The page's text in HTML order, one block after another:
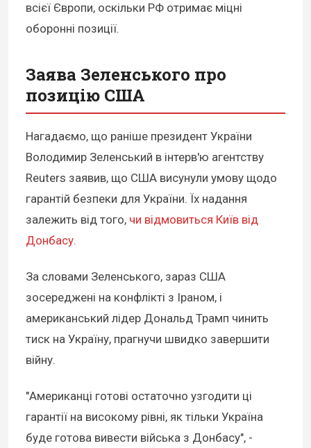
всієї Європи, оскільки РФ отримає міцні
оборонні позиції.
Заява Зеленського про
позицію США
Нагадаємо, що раніше президент України
Володимир Зеленський в інтерв'ю агентству
Reuters заявив, що США висунули умову щодо
гарантій безпеки для України. Їх надання
залежить від того, чи відмовиться Київ від
Донбасу.
За словами Зеленського, зараз США
зосереджені на конфлікті з Іраном, і
американський лідер Дональд Трамп чинить
тиск на Україну, прагнучи швидко завершити
війну.
"Американці готові остаточно узгодити ці
гарантії на високому рівні, як тільки Україна
буде готова вивести війська з Донбасу", -